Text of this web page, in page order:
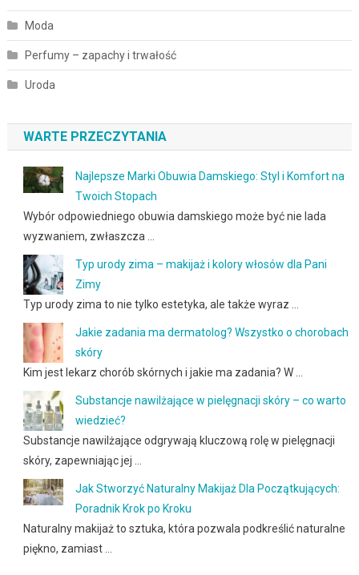
Moda
Perfumy – zapachy i trwałość
Uroda
WARTE PRZECZYTANIA
Najlepsze Marki Obuwia Damskiego: Styl i Komfort na
Twoich Stopach
Wybór odpowiedniego obuwia damskiego może być nie lada
wyzwaniem, zwłaszcza …
Typ urody zima – makijaż i kolory włosów dla Pani
Zimy
Typ urody zima to nie tylko estetyka, ale także wyraz …
Jakie zadania ma dermatolog? Wszystko o chorobach
skóry
Kim jest lekarz chorób skórnych i jakie ma zadania? W …
Substancje nawilżające w pielęgnacji skóry – co warto
wiedzieć?
Substancje nawilżające odgrywają kluczową rolę w pielęgnacji
skóry, zapewniając jej …
Jak Stworzyć Naturalny Makijaż Dla Początkujących:
Poradnik Krok po Kroku
Naturalny makijaż to sztuka, która pozwala podkreślić naturalne
piękno, zamiast …